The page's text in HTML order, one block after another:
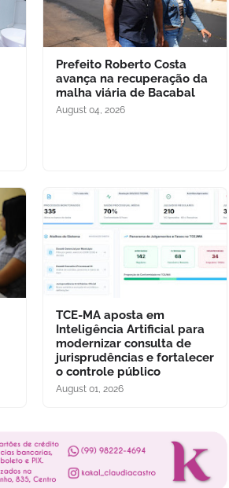
Prefeito Roberto Costa
avança na recuperação da
malha viária de Bacabal
August 04, 2026
TCE-MA aposta em
Inteligência Artificial para
modernizar consulta de
jurisprudências e fortalecer
o controle público
August 01, 2026